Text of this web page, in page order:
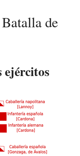
de
ejércitos